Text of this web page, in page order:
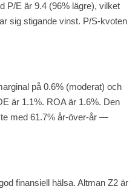
P/E är 9.4 (96% lägre), vilket
sig stigande vinst. P/S-kvoten
på 0.6% (moderat) och
är 1.1%. ROA är 1.6%. Den
med 61.7% år-över-år —
finansiell hälsa. Altman Z2 är